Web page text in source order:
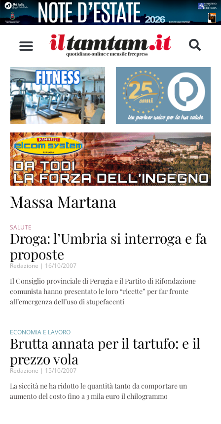
Massa Martana
SALUTE
Droga: l’Umbria si interroga e fa
proposte
Redazione 16/10/2007
Il Consiglio provinciale di Perugia e il Partito di Rifondazione
comunista hanno presentato le loro “ricette” per far fronte
all’emergenza dell’uso di stupefacenti
ECONOMIA E LAVORO
Brutta annata per il tartufo: e il
prezzo vola
Redazione 15/10/2007
La siccità ne ha ridotto le quantità tanto da comportare un
aumento del costo fino a 3 mila euro il chilogrammo